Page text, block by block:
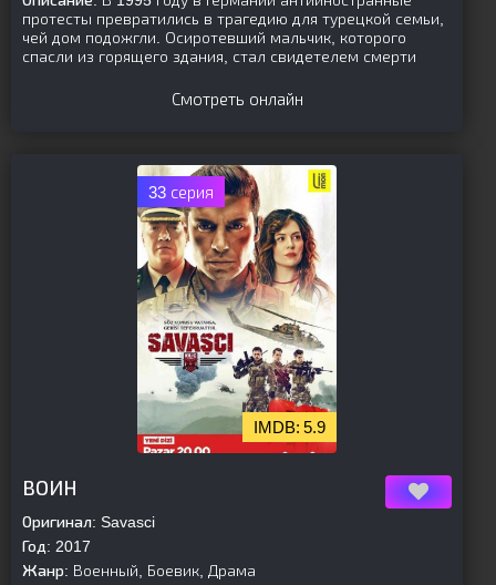
протесты превратились в трагедию для турецкой семьи,
чей дом подожгли. Осиротевший мальчик, которого
спасли из горящего здания, стал свидетелем смерти
Смотреть онлайн
33 серия
5.9
ВОИН
Оригинал: Savasci
Год: 2017
Жанр: Военный, Боевик, Драма